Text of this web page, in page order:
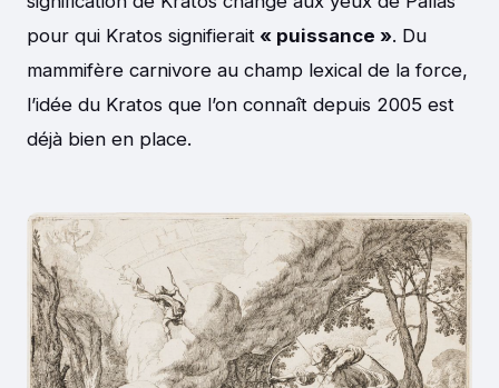
pour qui Kratos signifierait « puissance ». Du
mammifère carnivore au champ lexical de la force,
l’idée du Kratos que l’on connaît depuis 2005 est
déjà bien en place.